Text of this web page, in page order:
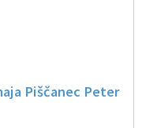
Piščanec Peter